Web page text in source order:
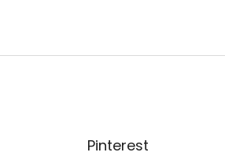
Pinterest